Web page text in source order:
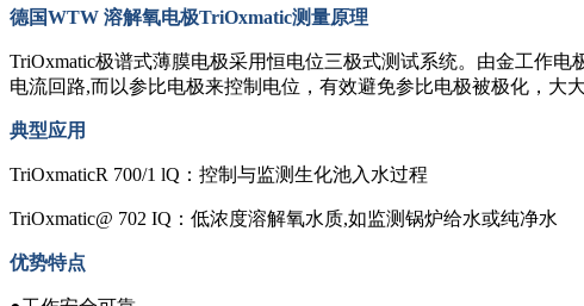
德国WTW 溶解氧电极TriOxmatic测量原理
TriOxmatic极谱式薄膜电极采用恒电位三极式测试系统。由金工作
电流回路,而以参比电极来控制电位，有效避免参比电极被极化，大
典型应用
TriOxmaticR 700/1 lQ：控制与监测生化池入水过程
TriOxmatic@ 702 IQ：低浓度溶解氧水质,如监测锅炉给水或纯净水
优势特点